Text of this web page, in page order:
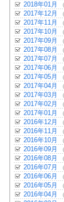
2018年01月
2017年12月
2017年11月
2017年10月
2017年09月
2017年08月
2017年07月
2017年06月
2017年05月
2017年04月
2017年03月
2017年02月
2017年01月
2016年12月
2016年11月
2016年10月
2016年09月
2016年08月
2016年07月
2016年06月
2016年05月
2016年04月